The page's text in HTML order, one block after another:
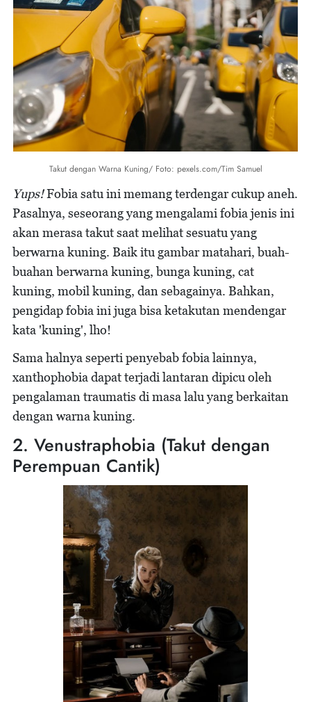
Takut dengan Warna Kuning/ Foto: pexels.com/Tim Samuel
Yups!Fobia satu ini memang terdengar cukup aneh.
Pasalnya, seseorang yang mengalami fobia jenis ini
akan merasa takut saat melihat sesuatu yang
berwarna kuning. Baik itu gambar matahari, buah-
buahan berwarna kuning, bunga kuning, cat
kuning, mobil kuning, dan sebagainya. Bahkan,
pengidap fobia ini juga bisa ketakutan mendengar
kata 'kuning', lho!
Sama halnya seperti penyebab fobia lainnya,
xanthophobia dapat terjadi lantaran dipicu oleh
pengalaman traumatis di masa lalu yang berkaitan
dengan warna kuning.
2. Venustraphobia (Takut dengan
Perempuan Cantik)